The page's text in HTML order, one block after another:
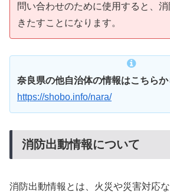
問い合わせのために使用すると、
きたすことになります。
奈良県の他自治体の情報はこちらか
https://shobo.info/nara/
消防出動情報について
消防出動情報とは、火災や災害対応